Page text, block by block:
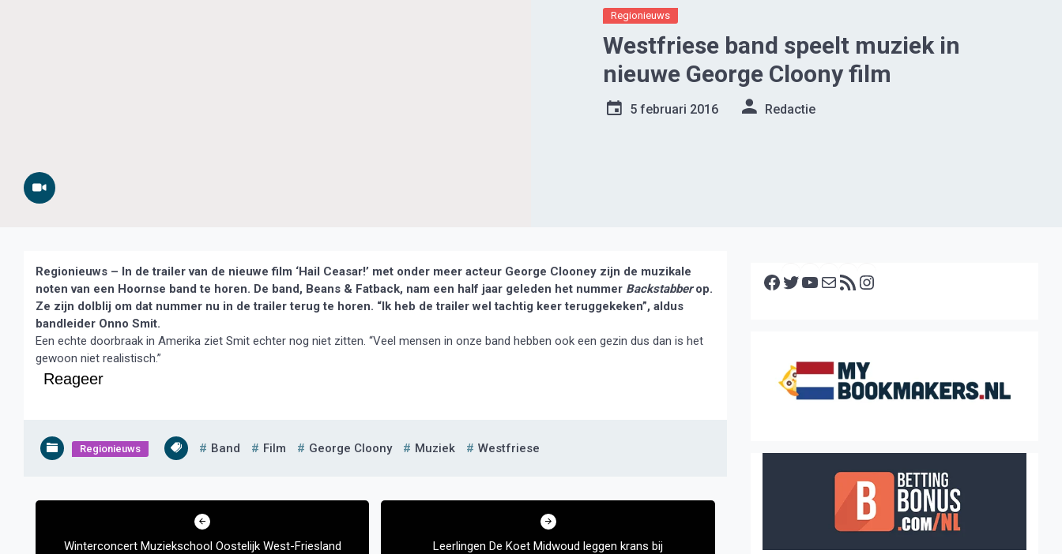
Regionieuws
Westfriese band speelt muziek in
nieuwe George Cloony film
5 februari 2016 Redactie
Regionieuws – In de trailer van de nieuwe film ‘Hail Ceasar!’ met onder meer acteur George Clooney zijn de muzikale
noten van een Hoornse band te horen. De band, Beans & Fatback, nam een half jaar geleden het nummer Backstabberop.
Ze zijn dolblij om dat nummer nu in de trailer terug te horen. “Ik heb de trailer wel tachtig keer teruggekeken”, aldus
bandleider Onno Smit.
Een echte doorbraak in Amerika ziet Smit echter nog niet zitten. “Veel mensen in onze band hebben ook een gezin dus dan is het
gewoon niet realistisch.”
Reageer
Regionieuws Band Film George Cloony Muziek Westfriese
Bericht
Winterconcert Muziekschool Oostelijk West-Friesland
Leerlingen De Koet Midwoud leggen krans bij
Facebook Twitter YouTube E-mail RSS feed